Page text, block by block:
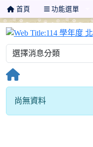
首頁 功能選單
尚無資料